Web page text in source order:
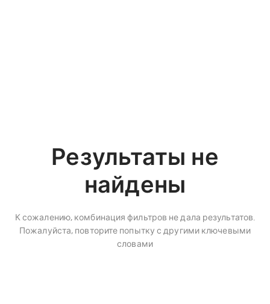
Результаты не
найдены
К сожалению, комбинация фильтров не дала результатов.
Пожалуйста, повторите попытку с другими ключевыми
словами